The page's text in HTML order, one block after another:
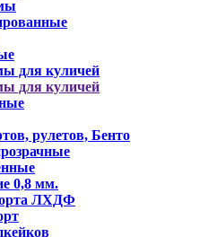
для куличей
для куличей
рулетов, Бенто
0,8 мм.
ЛХДФ